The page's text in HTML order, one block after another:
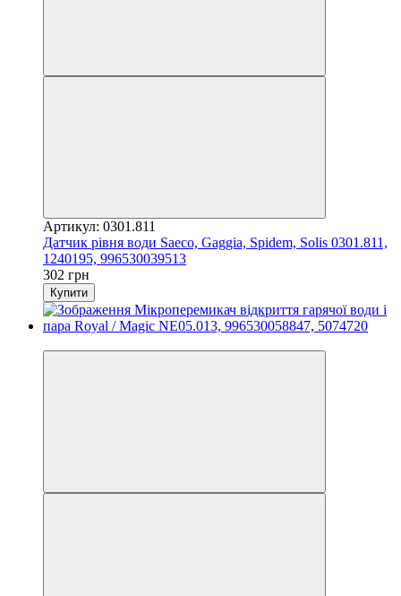
Артикул: 0301.811
Датчик рівня води Saeco, Gaggia, Spidem, Solis 0301.811,
1240195, 996530039513
302 грн
Купити